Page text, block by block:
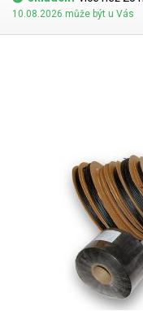
10.08.2026 může být u Vás